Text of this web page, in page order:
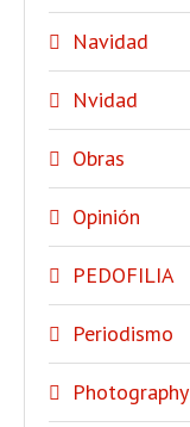
Navidad
Nvidad
Obras
Opinión
PEDOFILIA
Periodismo
Photography